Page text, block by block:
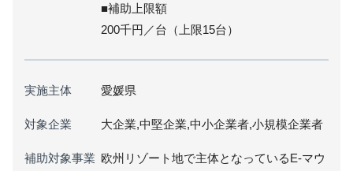
■補助上限額
200千円／台（上限15台）
実施主体 愛媛県
対象企業 大企業,中堅企業,中小企業者,小規模企業者
補助対象事業 欧州リゾート地で主体となっているE-マウ